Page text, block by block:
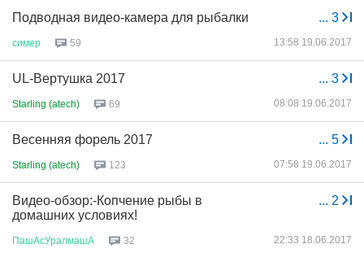
... 3
Подводная видео-камера для рыбалки
симер 59 13:58 19.06.2017
... 3
UL-Вертушка 2017
Starling (atech) 69 08:08 19.06.2017
... 5
Весенняя форель 2017
Starling (atech) 123 07:58 19.06.2017
... 2
Видео-обзор:-Копчение рыбы в
домашних условиях!
ПашАсУралмашА 32 22:33 18.06.2017